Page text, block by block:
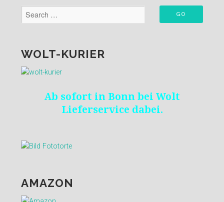
WOLT-KURIER
Ab sofort in Bonn bei Wolt
Lieferservice dabei.
AMAZON